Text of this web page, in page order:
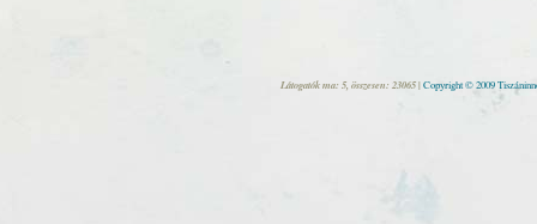
Látogatók ma: 5, összesen: 23065 |Copyright © 2009